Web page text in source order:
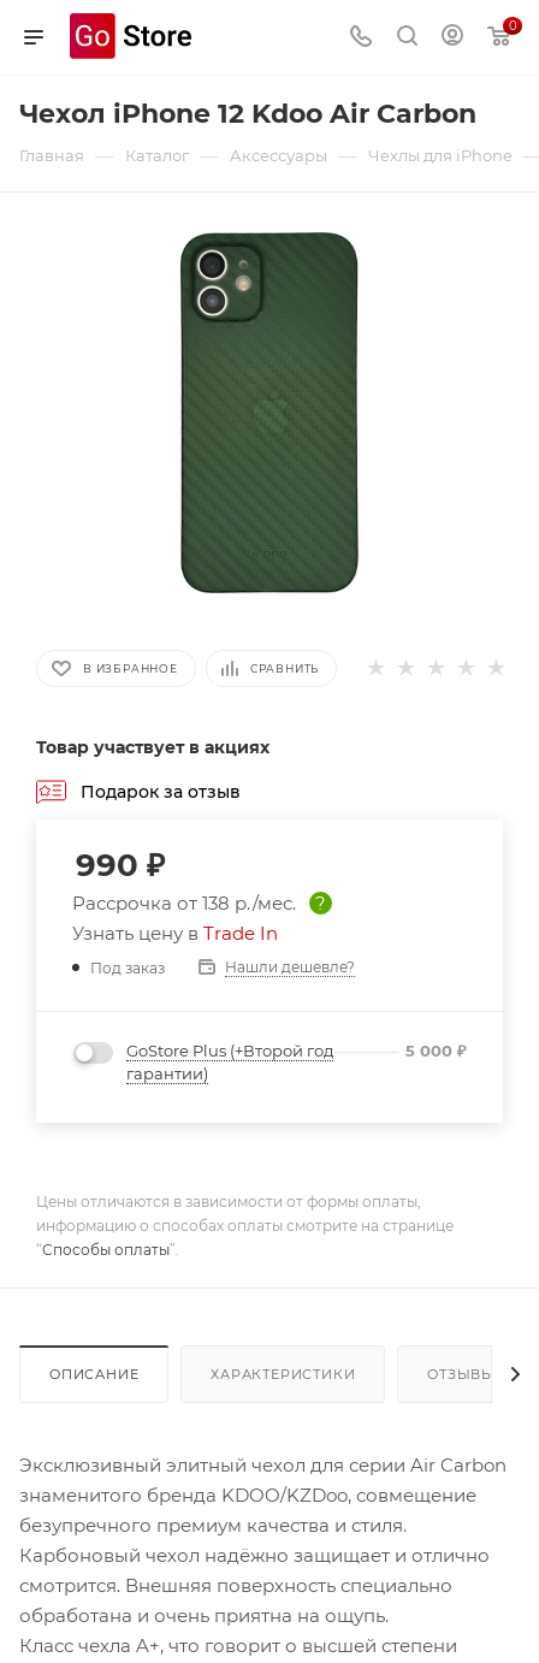
0
Чехол iPhone 12 Kdoo Air Carbon
Главная — Каталог — Аксессуары — Чехлы для iPhone
В ИЗБРАННОЕ СРАВНИТЬ
Товар участвует в акциях
Подарок за отзыв
990 ₽
Рассрочка от 138 р./мес.
?
Узнать цену в Trade In
Под заказ Нашли дешевле?
GoStore Plus (+Второй год
гарантии)
5 000 ₽
Цены отличаются в зависимости от формы оплаты,
информацию о способах оплаты смотрите на странице
“Способы оплаты”.
ОПИСАНИЕ ХАРАКТЕРИСТИКИ ОТЗЫВЫ
Эксклюзивный элитный чехол для серии Air Carbon
знаменитого бренда KDOO/KZDoo, совмещение
безупречного премиум качества и стиля.
Карбоновый чехол надёжно защищает и отлично
смотрится. Внешняя поверхность специально
обработана и очень приятна на ощупь.
Класс чехла A+, что говорит о высшей степени